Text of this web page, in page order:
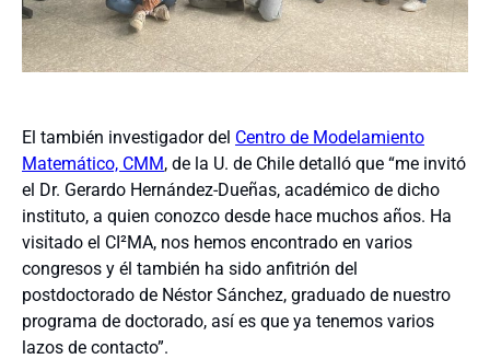
El también investigador del Centro de Modelamiento
Matemático, CMM, de la U. de Chile detalló que “me invitó
el Dr. Gerardo Hernández-Dueñas, académico de dicho
instituto, a quien conozco desde hace muchos años. Ha
visitado el CI²MA, nos hemos encontrado en varios
congresos y él también ha sido anfitrión del
postdoctorado de Néstor Sánchez, graduado de nuestro
programa de doctorado, así es que ya tenemos varios
lazos de contacto”.